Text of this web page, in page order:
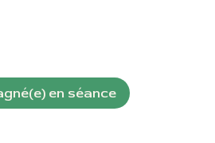
en séance